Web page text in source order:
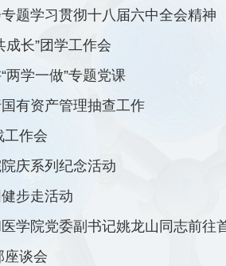
题学习贯彻十八届六中全会精神
成长”团学工作会
两学一做”专题党课
有资产管理抽查工作
工作会
庆系列纪念活动
步走活动
学院党委副书记姚龙山同志前往
座谈会